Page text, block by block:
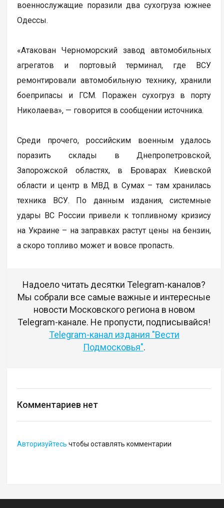
военнослужащие поразили два сухогруза южнее
Одессы.
«Атакован Черноморский завод автомобильных
агрегатов и портовый терминал, где ВСУ
ремонтировали автомобильную технику, хранили
боеприпасы и ГСМ. Поражен сухогруз в порту
Николаева», — говорится в сообщении источника.
Среди прочего, российским военным удалось
поразить склады в Днепропетровской,
Запорожской областях, в Броварах Киевской
области и центр в МВД в Сумах – там хранилась
техника ВСУ. По данным издания, системные
удары ВС России привели к топливному кризису
на Украине – на заправках растут цены на бензин,
а скоро топливо может и вовсе пропасть.
Надоело читать десятки Telegram-каналов?
Мы собрали все самые важные и интересные
новости Московского региона в новом
Telegram-канале. Не пропусти, подписывайся!
Telegram-канал издания "Вести
Подмосковья".
Комментариев нет
Авторизуйтесь чтобы оставлять комментарии